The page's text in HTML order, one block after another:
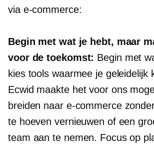
via e-commerce:
Begin met wat je hebt, maar
voor de toekomst: Begin met
kies tools waarmee je geleidelijk
Ecwid maakte het voor ons
breiden naar e-commerce
te hoeven vernieuwen of een
team aan te nemen. Focus op